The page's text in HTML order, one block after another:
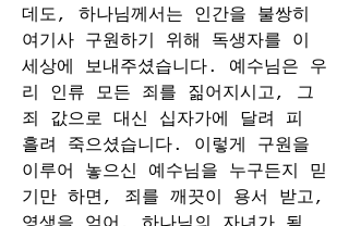
데도, 하나님께서는 인간을 불쌍히
여기사 구원하기 위해 독생자를 이
세상에 보내주셨습니다. 예수님은 우
리 인류 모든 죄를 짊어지시고, 그
죄 값으로 대신 십자가에 달려 피
흘려 죽으셨습니다. 이렇게 구원을
이루어 놓으신 예수님을 누구든지 믿
기만 하면, 죄를 깨끗이 용서 받고,